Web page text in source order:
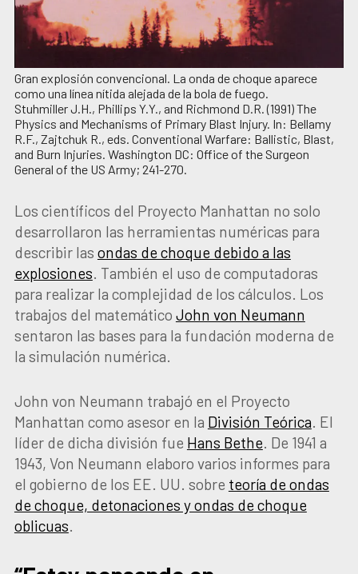
Gran explosión convencional. La onda de choque aparece
como una línea nítida alejada de la bola de fuego.
Stuhmiller J.H., Phillips Y.Y., and Richmond D.R. (1991) The
Physics and Mechanisms of Primary Blast Injury. In: Bellamy
R.F., Zajtchuk R., eds. Conventional Warfare: Ballistic, Blast,
and Burn Injuries. Washington DC: Office of the Surgeon
General of the US Army; 241-270.
Los científicos del Proyecto Manhattan no solo
desarrollaron las herramientas numéricas para
describir las ondas de choque debido a las
explosiones . También el uso de computadoras
para realizar la complejidad de los cálculos. Los
trabajos del matemático John von Neumann
sentaron las bases para la fundación moderna de
la simulación numérica.
John von Neumann trabajó en el Proyecto
Manhattan como asesor en la División Teórica . El
líder de dicha división fue Hans Bethe . De 1941 a
1943, Von Neumann elaboro varios informes para
el gobierno de los EE. UU. sobre teoría de ondas
de choque, detonaciones y ondas de choque
oblicuas